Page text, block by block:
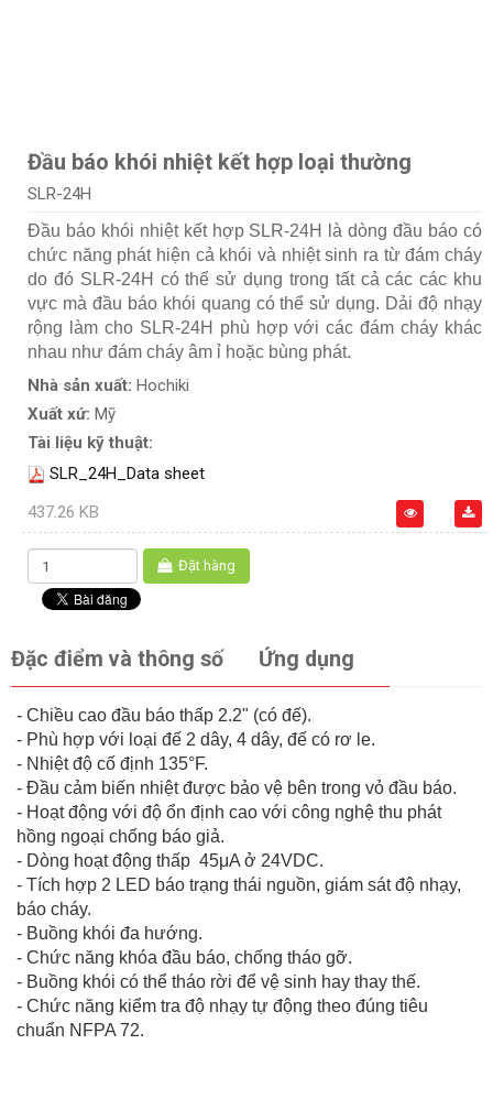
Đầu báo khói nhiệt kết hợp loại thường
SLR-24H
Đầu báo khói nhiệt kết hợp SLR-24H là dòng đầu báo có
chức năng phát hiện cả khói và nhiệt sinh ra từ đám cháy
do đó SLR-24H có thể sử dụng trong tất cả các các khu
vực mà đầu báo khói quang có thể sử dụng. Dải độ nhạy
rộng làm cho SLR-24H phù hợp với các đám cháy khác
nhau như đám cháy âm ỉ hoặc bùng phát.
Nhà sản xuất: Hochiki
Xuất xứ: Mỹ
Tài liệu kỹ thuật:
SLR_24H_Data sheet
437.26 KB
Đặt hàng
Đặc điểm và thông số Ứng dụng
- Chiều cao đầu báo thấp 2.2" (có đế).
- Phù hợp với loại đế 2 dây, 4 dây, đế có rơ le.
- Nhiệt độ cố định 135°F.
- Đầu cảm biến nhiệt được bảo vệ bên trong vỏ đầu báo.
- Hoạt động với độ ổn định cao với công nghệ thu phát
hồng ngoại chống báo giả.
- Dòng hoạt động thấp 45μA ở 24VDC.
- Tích hợp 2 LED báo trạng thái nguồn, giám sát độ nhạy,
báo cháy.
- Buồng khói đa hướng.
- Chức năng khóa đầu báo, chống tháo gỡ.
- Buồng khói có thể tháo rời để vệ sinh hay thay thế.
- Chức năng kiểm tra độ nhạy tự động theo đúng tiêu
chuẩn NFPA 72.